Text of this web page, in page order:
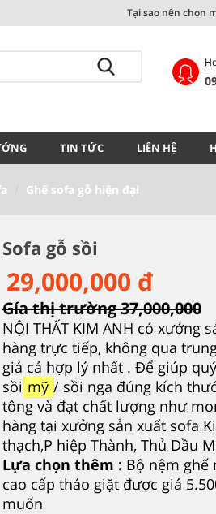
Tại sao nên chọn
TIN TỨC LIÊN HỆ
Ghế sofa gỗ hiện đại
Sofa gỗ sồi
29,000,000 đ
Gía thị trường 37,000,000
NỘI THẤT KIM ANH có xưởng
hàng trực tiếp, không qua
giá cả hợp lý nhất . Để giúp
sồi mỹ / sồi nga đúng kích
tông và đạt chất lượng như
hàng tại xưởng sản xuất sofa
thạch,P hiệp Thành, Thủ Dầu
Lựa chọn thêm : Bộ nệm ghế
cao cấp tháo giặt được giá
muốn